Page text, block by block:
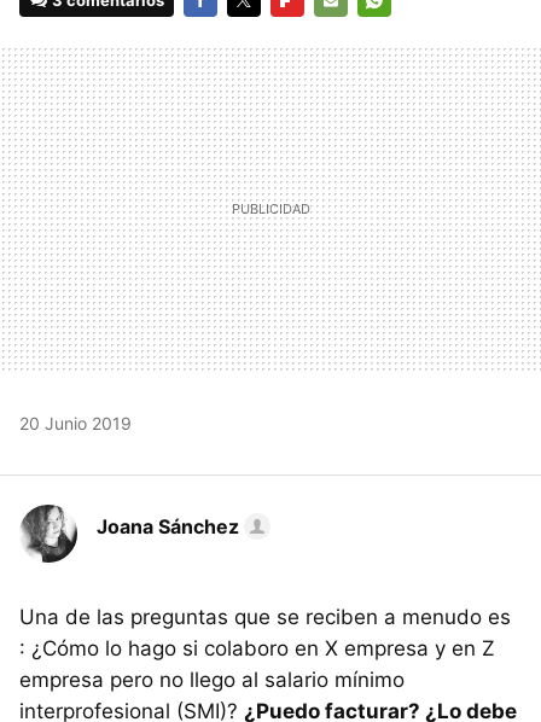
MAIL
20 Junio 2019
Joana Sánchez
Una de las preguntas que se reciben a menudo es
: ¿Cómo lo hago si colaboro en X empresa y en Z
empresa pero no llego al salario mínimo
interprofesional (SMI)? ¿Puedo facturar? ¿Lo debe